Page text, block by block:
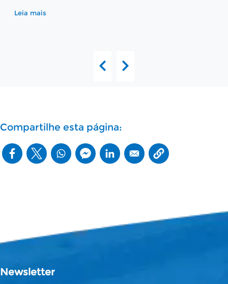
Leia mais
Compartilhe esta página:
Newsletter